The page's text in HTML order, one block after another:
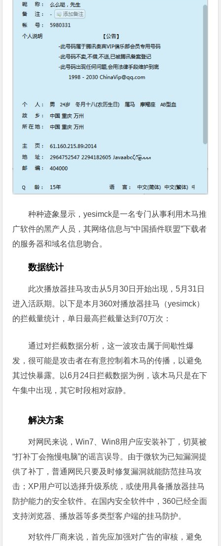
种种迹象显示，yesimck是一名专门从事利用木马推
广软件的黑产人员，其网络信息与“中国插件联盟”下载者
数据统计
此次播放器挂马攻击从5月30日开始出现，5月31日
进入活跃期。以下是本月360对播放器挂马（yesimck）
发，很可能是攻击者在有意控制着木马的传播，以避免
其过快暴露。以6月24日拦截数据为例，该木马只是在下
午集中出现，其它时段相对寂静。
解决方案
“打补丁会拖慢电脑”的谣言误导。由于微软为已知漏洞提